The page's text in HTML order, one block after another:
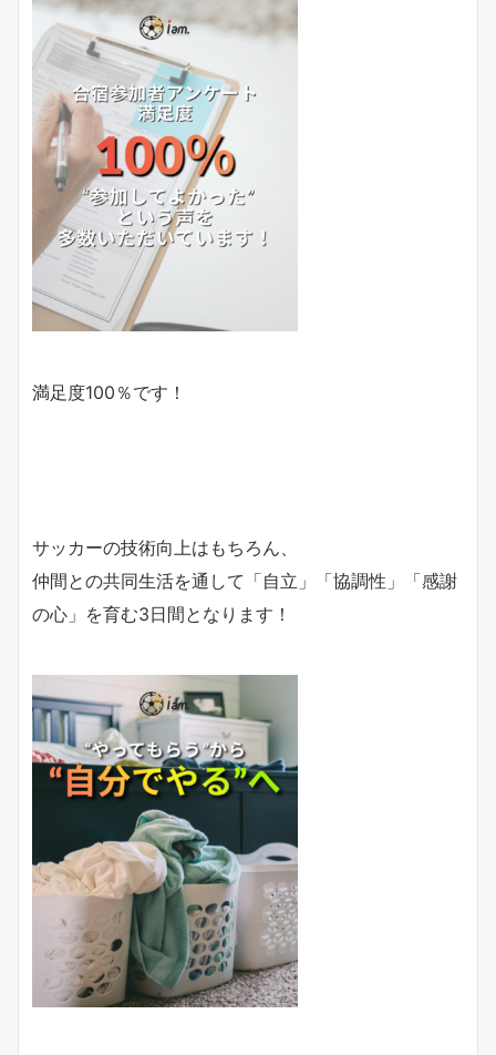
満足度100％です！
サッカーの技術向上はもちろん、
仲間との共同生活を通して「自立」「協調性」「感謝
の心」を育む3日間となります！